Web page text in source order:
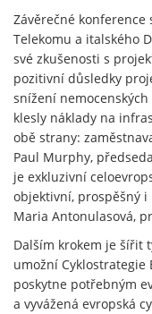
Závěrečné
Telekomu a italského
své zkušenosti s
pozitivní důsledky
snížení
klesly náklady na
obě strany:
Paul Murphy, předseda
je exkluzivní
objektivní, prospěšný
Maria Antonulasová,
Dalším krokem je šířit
umožní Cyklostrategie
poskytne potřebným
a vyvážená evropská